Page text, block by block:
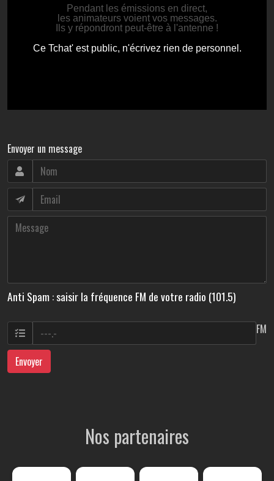
Envoyer un message
Anti Spam : saisir la fréquence FM de votre radio (101.5)
FM
Envoyer
Nos partenaires